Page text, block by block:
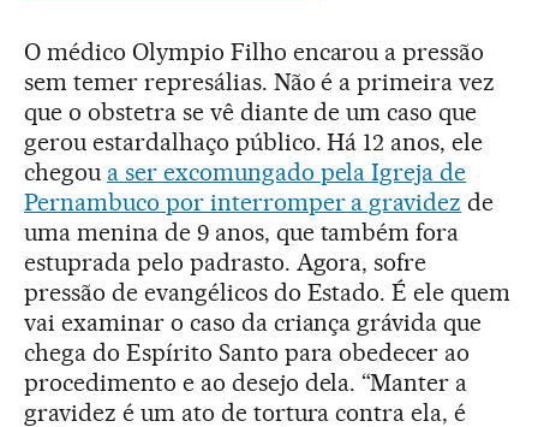
O médico Olympio Filho encarou a pressão
sem temer represálias. Não é a primeira vez
que o obstetra se vê diante de um caso que
gerou estardalhaço público. Há 12 anos, ele
chegou a ser excomungado pela Igreja de
Pernambuco por interromper a gravidez de
uma menina de 9 anos, que também fora
estuprada pelo padrasto. Agora, sofre
pressão de evangélicos do Estado. É ele quem
vai examinar o caso da criança grávida que
chega do Espírito Santo para obedecer ao
procedimento e ao desejo dela. “Manter a
gravidez é um ato de tortura contra ela, é